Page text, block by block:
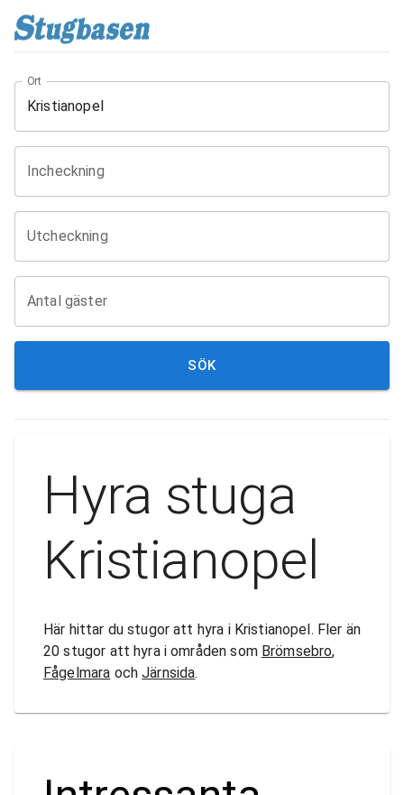
Ort
Incheckning
Utcheckning
Antal gäster
SÖK
Hyra stuga
Kristianopel
Här hittar du stugor att hyra i Kristianopel. Fler än
20 stugor att hyra i områden som Brömsebro,
Fågelmara ochJärnsida.